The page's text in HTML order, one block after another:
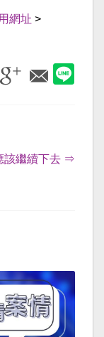
網址 >
該繼續下去 ⇒